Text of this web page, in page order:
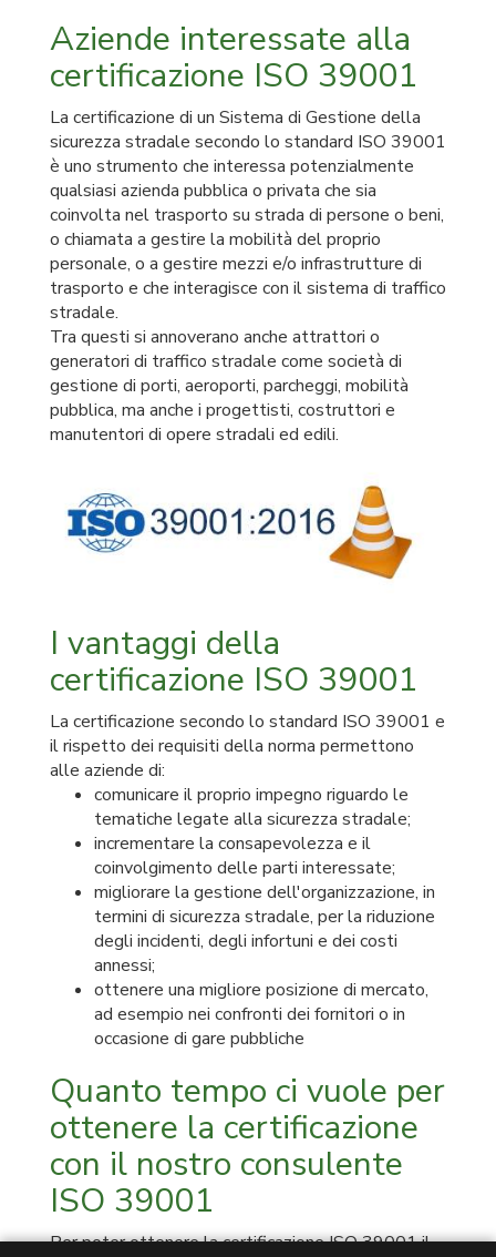
Aziende interessate alla
certificazione ISO 39001
La certificazione di un Sistema di Gestione della
sicurezza stradale secondo lo standard ISO 39001
è uno strumento che interessa potenzialmente
qualsiasi azienda pubblica o privata che sia
coinvolta nel trasporto su strada di persone o beni,
o chiamata a gestire la mobilità del proprio
personale, o a gestire mezzi e/o infrastrutture di
trasporto e che interagisce con il sistema di traffico
stradale.
Tra questi si annoverano anche attrattori o
generatori di traffico stradale come società di
gestione di porti, aeroporti, parcheggi, mobilità
pubblica, ma anche i progettisti, costruttori e
manutentori di opere stradali ed edili.
I vantaggi della
certificazione ISO 39001
La certificazione secondo lo standard ISO 39001 e
il rispetto dei requisiti della norma permettono
alle aziende di:
comunicare il proprio impegno riguardo le
tematiche legate alla sicurezza stradale;
incrementare la consapevolezza e il
coinvolgimento delle parti interessate;
migliorare la gestione dell'organizzazione, in
termini di sicurezza stradale, per la riduzione
degli incidenti, degli infortuni e dei costi
annessi;
ottenere una migliore posizione di mercato,
ad esempio nei confronti dei fornitori o in
occasione di gare pubbliche
Quanto tempo ci vuole per
ottenere la certificazione
con il nostro consulente
ISO 39001
Per poter ottenere la certificazione ISO 39001 il